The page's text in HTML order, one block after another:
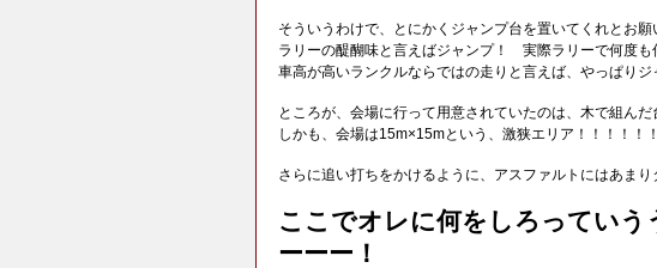
そういうわけで、とにかくジャンプ台を置いてくれとお願
ラリーの醍醐味と言えばジャンプ！ 実際ラリーで何度も
車高が高いランクルならではの走りと言えば、やっぱりジ
ところが、会場に行って用意されていたのは、木で組んだ
しかも、会場は15m×15mという、激狭エリア！！！！！！
さらに追い打ちをかけるように、アスファルトにはあまり
ここでオレに何をしろってい
ーーー！